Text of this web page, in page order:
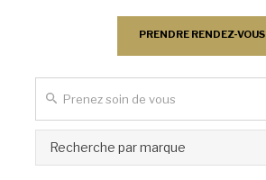
PRENDRE RENDEZ-VOUS
Recherche par marque